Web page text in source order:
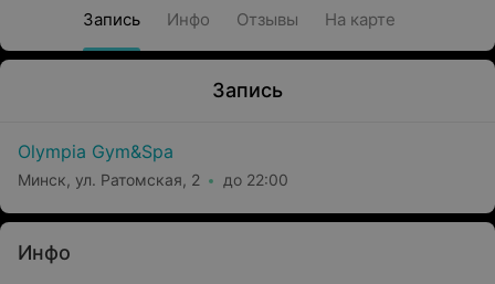
Запись Инфо Отзывы На карте
Запись
Olympia Gym&Spa
Минск, ул. Ратомская, 2 до 22:00
Инфо